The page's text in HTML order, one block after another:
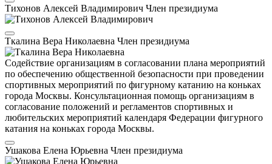
Тихонов Алексей Владимирович Член президиума
Ткалина Вера Николаевна Член президиума
Содействие организациям в согласовании плана мероприятий
по обеспечению общественной безопасности при проведении
спортивных мероприятий по фигурному катанию на коньках
города Москвы. Консультационная помощь организациям в
согласование положений и регламентов спортивных и
любительских мероприятий календаря Федерации фигурного
катания на коньках города Москвы.
Ушакова Елена Юрьевна Член президиума